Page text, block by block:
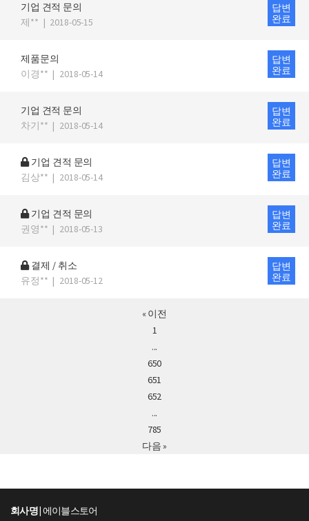
기업 견적 문의
제** | 2018-05-15
답변
완료
제품문의
이경** | 2018-05-14
답변
완료
기업 견적 문의
차기** | 2018-05-14
답변
완료
기업 견적 문의
김상** | 2018-05-14
답변
완료
기업 견적 문의
권영** | 2018-05-13
답변
완료
결제 / 취소
유정** | 2018-05-12
답변
완료
« 이전
1
...
650
651
652
...
785
다음 »
회사명 |에이블스토어